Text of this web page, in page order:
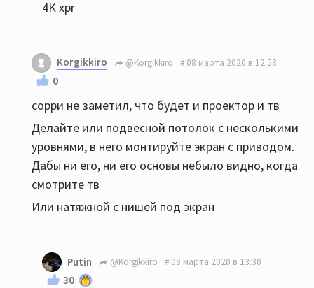
4K xpr
Korgikkiro @Korgikkiro 08 марта 2020 в 12:58
0
сорри не заметил, что будет и проектор и тв
Делайте или подвесной потолок с несколькими
уровнями, в него монтируйте экран с приводом.
Дабы ни его, ни его основы небыло видно, когда
смотрите тв
Или натяжной с нишей под экран
Putin @Korgikkiro 08 марта 2020 в 13:30
30